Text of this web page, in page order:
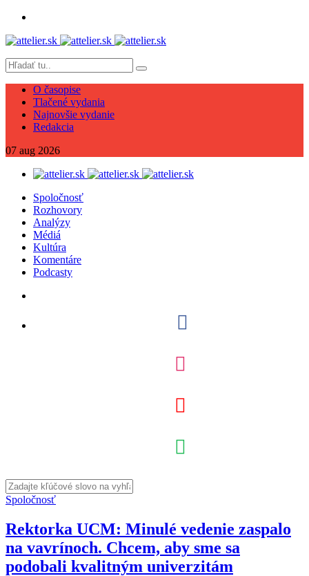
O časopise
Tlačené vydania
Najnovšie vydanie
Redakcia
07 aug 2026
Spoločnosť
Rozhovory
Analýzy
Médiá
Kultúra
Komentáre
Podcasty
Spoločnosť
Rektorka UCM: Minulé vedenie zaspalo
na vavrínoch. Chcem, aby sme sa
podobali kvalitným univerzitám